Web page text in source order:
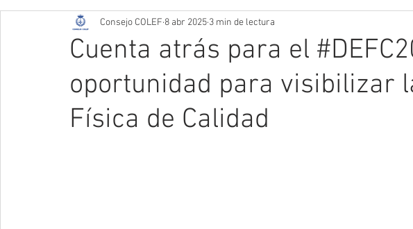
Cuenta atrás para el
oportunidad para visibilizar
Física de Calidad
Consejo COLEF 8 abr 2025 3 min de lectura